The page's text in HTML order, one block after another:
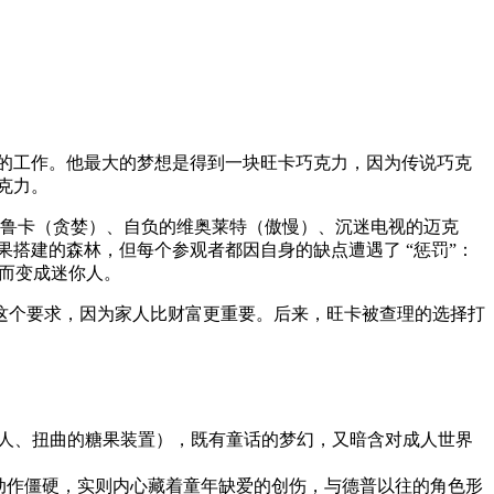
作。他最大的梦想是得到一块旺卡巧克力，因为传说巧克
力。
（贪婪）、自负的维奥莱特（傲慢）、沉迷电视的迈克
建的森林，但每个参观者都因自身的缺点遭遇了 “惩罚”：
变成迷你人。
要求，因为家人比财富更重要。后来，旺卡被查理的选择打
、扭曲的糖果装置），既有童话的梦幻，又暗含对成人世界
僵硬，实则内心藏着童年缺爱的创伤，与德普以往的角色形